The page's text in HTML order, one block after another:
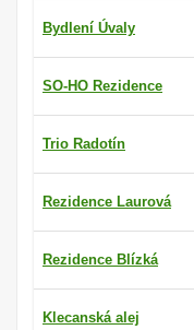
Bydlení Úvaly
SO-HO Rezidence
Trio Radotín
Rezidence Laurová
Rezidence Blízká
Klecanská alej